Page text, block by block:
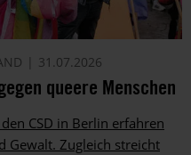
31.07.2026
queere Menschen
CSD in Berlin erfahren
Gewalt. Zugleich streicht